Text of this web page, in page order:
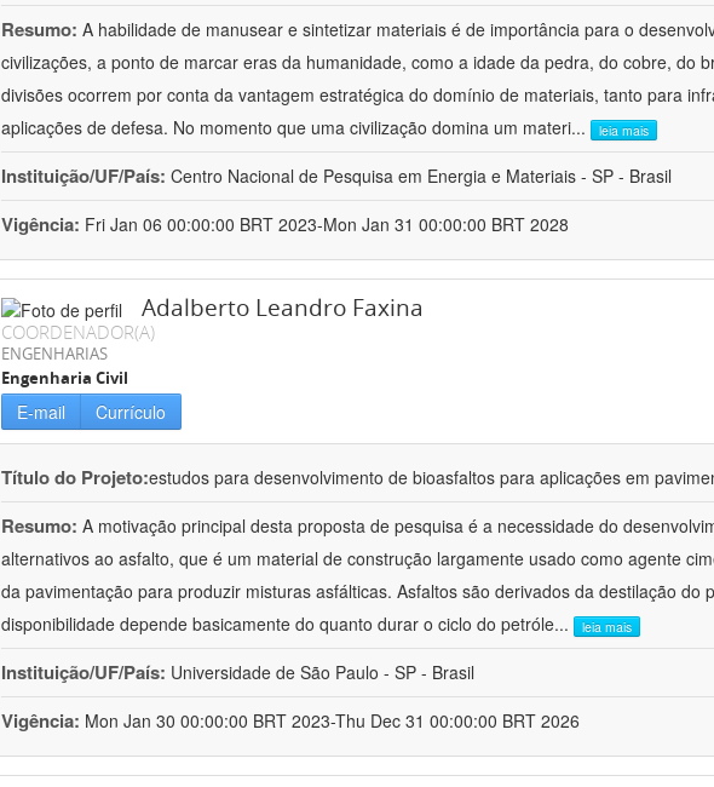
Resumo: A habilidade de manusear e sintetizar materiais é de importância para o
civilizações, a ponto de marcar eras da humanidade, como a idade da pedra, do cobre, do
divisões ocorrem por conta da vantagem estratégica do domínio de materiais, tanto para
aplicações de defesa. No momento que uma civilização domina um materi... leia mais
Instituição/UF/País: Centro Nacional de Pesquisa em Energia e Materiais - SP - Brasil
Vigência: Fri Jan 06 00:00:00 BRT 2023-Mon Jan 31 00:00:00 BRT 2028
Adalberto Leandro Faxina
COORDENADOR(A)
ENGENHARIAS
Engenharia Civil
E-mail Currículo
Título do Projeto:estudos para desenvolvimento de bioasfaltos para aplicações em
Resumo: A motivação principal desta proposta de pesquisa é a necessidade do
alternativos ao asfalto, que é um material de construção largamente usado como agente
da pavimentação para produzir misturas asfálticas. Asfaltos são derivados da destilação do
disponibilidade depende basicamente do quanto durar o ciclo do petróle... leia mais
Instituição/UF/País: Universidade de São Paulo - SP - Brasil
Vigência: Mon Jan 30 00:00:00 BRT 2023-Thu Dec 31 00:00:00 BRT 2026